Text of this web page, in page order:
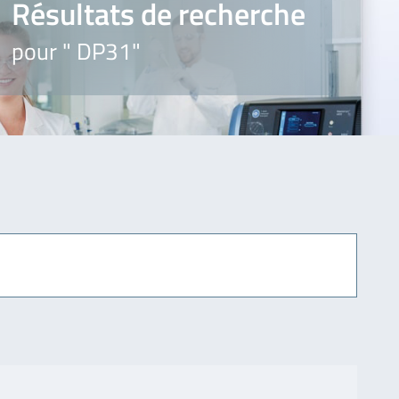
Résultats de recherche
pour " DP31"